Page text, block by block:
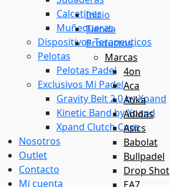
Calcetines
Muñequeras
Dispositivos Terapeuticos
Pelotas
Pelotas Padel
Exclusivos Mi Padel
Gravity Belt 2.0 by Xpand
Kinetic Band by Xpand
Xpand Clutch Cups
Nosotros
Outlet
Contacto
Mi cuenta
Inicio
Tienda
Productos
Marcas
4on
Aca
Atika
Adidas
Asics
Babolat
Bullpadel
Drop Shot